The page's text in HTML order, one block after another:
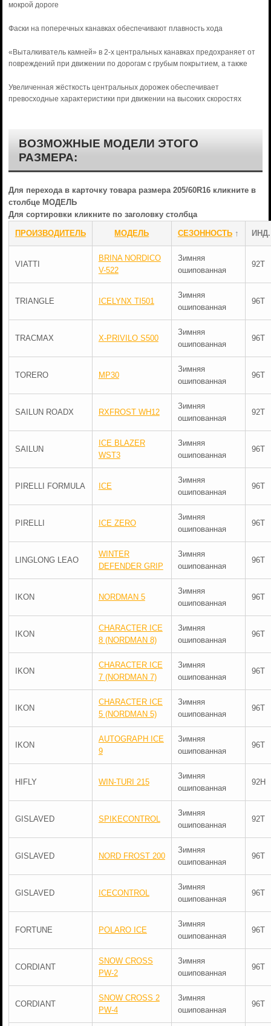
мокрой дороге
Фаски на поперечных канавках обеспечивают плавность хода
«Выталкиватель камней» в 2-х центральных канавках предохраняет от
повреждений при движении по дорогам с грубым покрытием, а также
Увеличенная жёсткость центральных дорожек обеспечивает
превосходные характеристики при движении на высоких скоростях
ВОЗМОЖНЫЕ МОДЕЛИ ЭТОГО
РАЗМЕРА:
Для перехода в карточку товара размера 205/60R16 кликните в
столбце МОДЕЛЬ
Для сортировки кликните по заголовку столбца
ПРОИЗВОДИТЕЛЬ МОДЕЛЬ СЕЗОННОСТЬ↑
VIATTI
BRINA NORDICO
V-522
Зимняя
ошипованная
92T
TRIANGLE ICELYNX TI501
Зимняя
ошипованная
96T
TRACMAX X-PRIVILO S500
Зимняя
ошипованная
96T
TORERO MP30
Зимняя
ошипованная
96T
SAILUN ROADX RXFROST WH12
Зимняя
ошипованная
92T
SAILUN
ICE BLAZER
WST3
Зимняя
ошипованная
96T
PIRELLI FORMULA ICE
Зимняя
ошипованная
96T
PIRELLI ICE ZERO
Зимняя
ошипованная
96T
LINGLONG LEAO
WINTER
DEFENDER GRIP
Зимняя
ошипованная
96T
IKON NORDMAN 5
Зимняя
ошипованная
96T
IKON
CHARACTER ICE
8 (NORDMAN 8)
Зимняя
ошипованная
96T
IKON
CHARACTER ICE
7 (NORDMAN 7)
Зимняя
ошипованная
96T
IKON
CHARACTER ICE
5 (NORDMAN 5)
Зимняя
ошипованная
96T
IKON
AUTOGRAPH ICE
9
Зимняя
ошипованная
96T
HIFLY WIN-TURI 215
Зимняя
ошипованная
92H
GISLAVED SPIKECONTROL
Зимняя
ошипованная
92T
GISLAVED NORD FROST 200
Зимняя
ошипованная
96T
GISLAVED ICECONTROL
Зимняя
ошипованная
96T
FORTUNE POLARO ICE
Зимняя
ошипованная
96T
CORDIANT
SNOW CROSS
PW-2
Зимняя
ошипованная
96T
CORDIANT
SNOW CROSS 2
PW-4
Зимняя
ошипованная
96T